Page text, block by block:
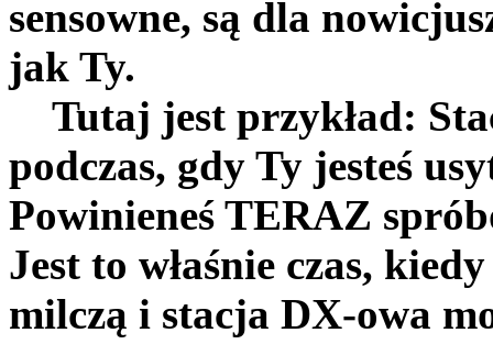
sensowne, są dla
jak Ty.
Tutaj jest przykład:
podczas, gdy Ty jesteś
Powinieneś TERAZ
Jest to właśnie czas,
milczą i stacja DX-owa